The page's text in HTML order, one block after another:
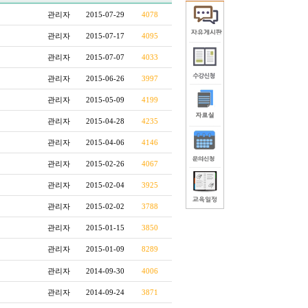
관리자 2015-07-29 4078
관리자 2015-07-17 4095
관리자 2015-07-07 4033
관리자 2015-06-26 3997
관리자 2015-05-09 4199
관리자 2015-04-28 4235
관리자 2015-04-06 4146
관리자 2015-02-26 4067
관리자 2015-02-04 3925
관리자 2015-02-02 3788
관리자 2015-01-15 3850
관리자 2015-01-09 8289
관리자 2014-09-30 4006
관리자 2014-09-24 3871